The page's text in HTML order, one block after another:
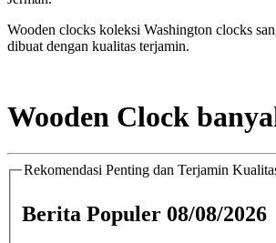
Wooden clocks koleksi Washington clocks
dibuat dengan kualitas terjamin.
Wooden Clock
Rekomendasi Penting dan Terjamin
Berita Populer 08/08/2026